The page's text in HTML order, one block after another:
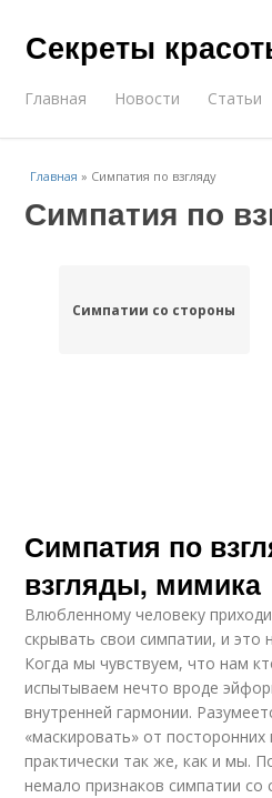
Секреты
Главная Новости Статьи
Главная » Симпатия по взгляду
Симпатия по
Симпатии со стороны
Симпатия по
взгляды, мимика
Влюбленному человеку
скрывать свои симпатии, и это
Когда мы чувствуем, что нам
испытываем нечто вроде
внутренней гармонии.
«маскировать» от
практически так же, как и мы.
немало признаков симпатии